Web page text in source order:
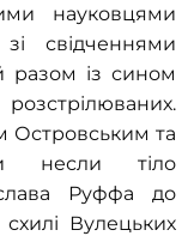
науковцями
свідченнями
разом із сином
Островським та
несли тіло
Руффа до
Вулецьких